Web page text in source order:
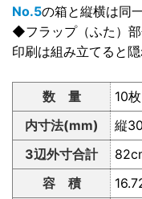
No.5の箱と縦横は同
◆フラップ（ふた）部
印刷は組み立てると隠
数 量
10枚
内寸法(mm)
縦
3辺外寸合計
容 積